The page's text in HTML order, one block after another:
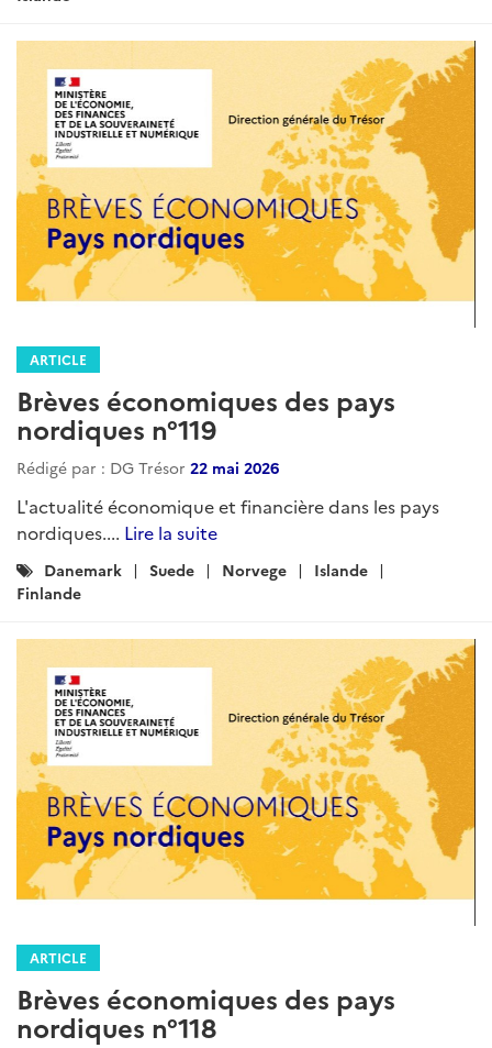
ARTICLE
Brèves économiques des pays
nordiques n°119
Rédigé par : DG Trésor 22 mai 2026
L'actualité économique et financière dans les pays
nordiques.... Lire la suite
Catégories
:
Danemark Suede Norvege
Islande
Finlande
ARTICLE
Brèves économiques des pays
nordiques n°118